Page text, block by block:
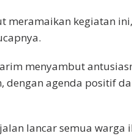
meramaikan kegiatan
menyambut
dengan agenda positif
lancar semua warga